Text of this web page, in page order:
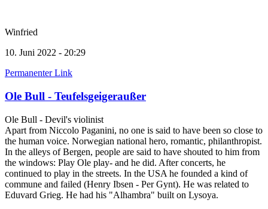
Winfried
10. Juni 2022 - 20:29
Permanenter Link
Ole Bull - Teufelsgeigeraußer
Ole Bull - Devil's violinist
Apart from Niccolo Paganini, no one is said to have been so close to
the human voice. Norwegian national hero, romantic, philanthropist.
In the alleys of Bergen, people are said to have shouted to him from
the windows: Play Ole play- and he did. After concerts, he
continued to play in the streets. In the USA he founded a kind of
commune and failed (Henry Ibsen - Per Gynt). He was related to
Eduvard Grieg. He had his "Alhambra" built on Lysoya.